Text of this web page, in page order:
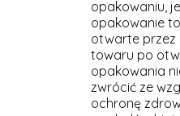
opakowaniu,
opakowanie
otwarte przez
towaru po
opakowania
zwrócić ze
ochronę